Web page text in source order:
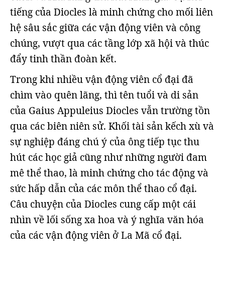
tiếng của Diocles là minh chứng cho mối liên
hệ sâu sắc giữa các vận động viên và công
chúng, vượt qua các tầng lớp xã hội và thúc
đẩy tinh thần đoàn kết.
Trong khi nhiều vận động viên cổ đại đã
chìm vào quên lãng, thì tên tuổi và di sản
của Gaius Appuleius Diocles vẫn trường tồn
qua các biên niên sử. Khối tài sản kếch xù và
sự nghiệp đáng chú ý của ông tiếp tục thu
hút các học giả cũng như những người đam
mê thể thao, là minh chứng cho tác động và
sức hấp dẫn của các môn thể thao cổ đại.
Câu chuyện của Diocles cung cấp một cái
nhìn về lối sống xa hoa và ý nghĩa văn hóa
của các vận động viên ở La Mã cổ đại.